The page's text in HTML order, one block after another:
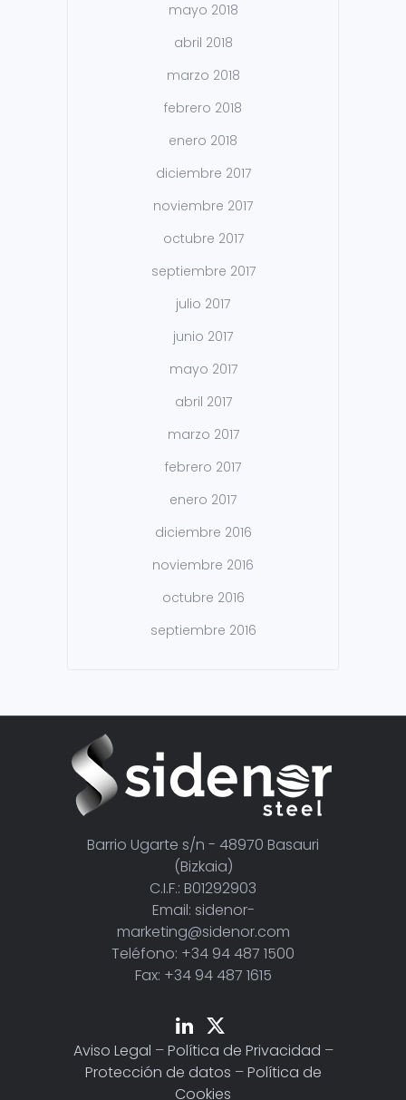
mayo 2018
abril 2018
marzo 2018
febrero 2018
enero 2018
diciembre 2017
noviembre 2017
octubre 2017
septiembre 2017
julio 2017
junio 2017
mayo 2017
abril 2017
marzo 2017
febrero 2017
enero 2017
diciembre 2016
noviembre 2016
octubre 2016
septiembre 2016
Barrio Ugarte s/n - 48970 Basauri
(Bizkaia)
C.I.F.: B01292903
Email: sidenor-
marketing@sidenor.com
Teléfono: +34 94 487 1500
Fax: +34 94 487 1615
Aviso Legal –Política de Privacidad –
Protección de datos –Política de
Cookies